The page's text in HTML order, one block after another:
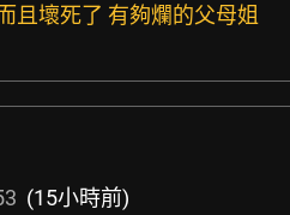
且壞死了 有夠爛的父母姐
(15小時前)